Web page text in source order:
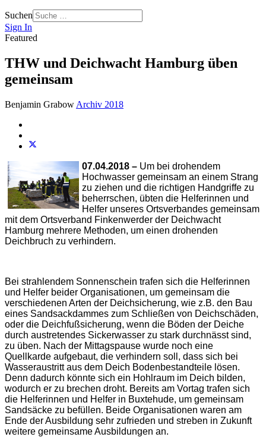
Suchen
Sign In
Featured
THW und Deichwacht Hamburg üben
gemeinsam
Benjamin Grabow Archiv 2018
07.04.2018 – Um bei drohendem
Hochwasser gemeinsam an einem Strang
zu ziehen und die richtigen Handgriffe zu
beherrschen, übten die Helferinnen und
Helfer unseres Ortsverbandes gemeinsam
mit dem Ortsverband Finkenwerder der Deichwacht
Hamburg mehrere Methoden, um einen drohenden
Deichbruch zu verhindern.
Bei strahlendem Sonnenschein trafen sich die Helferinnen
und Helfer beider Organisationen, um gemeinsam die
verschiedenen Arten der Deichsicherung, wie z.B. den Bau
eines Sandsackdammes zum Schließen von Deichschäden,
oder die Deichfußsicherung, wenn die Böden der Deiche
durch austretendes Sickerwasser zu stark durchnässt sind,
zu üben. Nach der Mittagspause wurde noch eine
Quellkarde aufgebaut, die verhindern soll, dass sich bei
Wasseraustritt aus dem Deich Bodenbestandteile lösen.
Denn dadurch könnte sich ein Hohlraum im Deich bilden,
wodurch er zu brechen droht. Bereits am Vortag trafen sich
die Helferinnen und Helfer in Buxtehude, um gemeinsam
Sandsäcke zu befüllen. Beide Organisationen waren am
Ende der Ausbildung sehr zufrieden und streben in Zukunft
weitere gemeinsame Ausbildungen an.